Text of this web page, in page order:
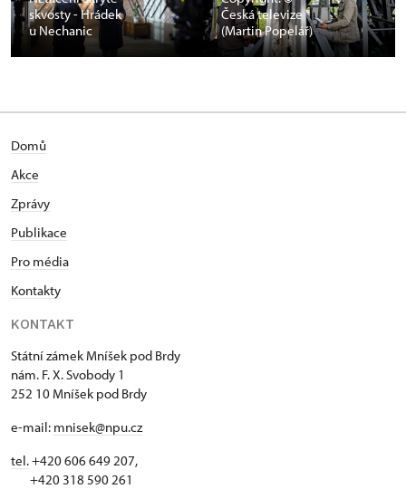
skvosty - Hrádek
u Nechanic
Česká televize
(Martin Popelář)
Domů
Akce
Zprávy
Publikace
Pro média
Kontakty
KONTAKT
Státní zámek Mníšek pod Brdy
nám. F. X. Svobody 1
252 10 Mníšek pod Brdy
e-mail: mnisek@npu.cz
tel.+420 606 649 207,
+420 318 590 261